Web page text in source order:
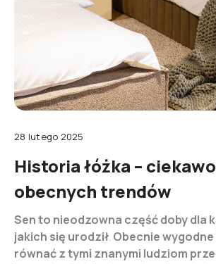
lub zaloguj się przez:
Nie masz jeszcze konta?
28 lutego 2025
Historia łóżka –
obecnych trendów
Sen to nieodzowna część doby dla
jakich się urodził. Obecnie
równać z tymi znanymi ludziom